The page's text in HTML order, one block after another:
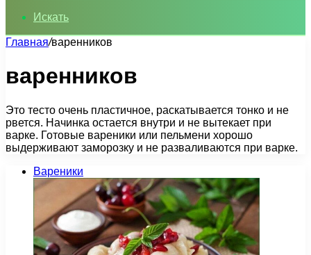
Искать
Главная/варенников
варенников
Это тесто очень пластичное, раскатывается тонко и не
рвется. Начинка остается внутри и не вытекает при
варке. Готовые вареники или пельмени хорошо
выдерживают заморозку и не разваливаются при варке.
Вареники